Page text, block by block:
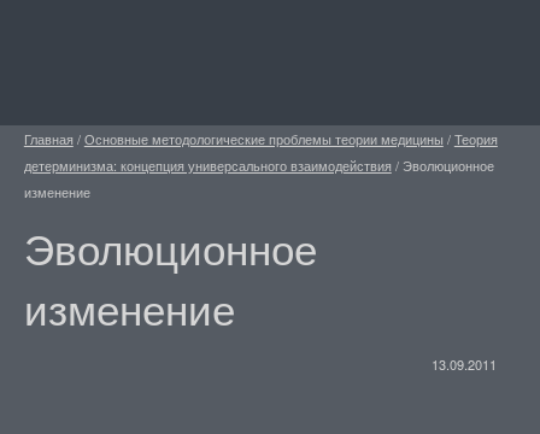
Главная /Основные методологические проблемы теории медицины /Теория
детерминизма: концепция универсального взаимодействия / Эволюционное
изменение
Эволюционное
изменение
13.09.2011